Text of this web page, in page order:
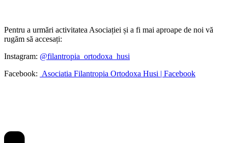
Pentru a urmări activitatea Asociației și a fi mai aproape de noi vă
rugăm să accesați:
Instagram: @filantropia_ortodoxa_husi
Facebook: Asociatia Filantropia Ortodoxa Husi | Facebook